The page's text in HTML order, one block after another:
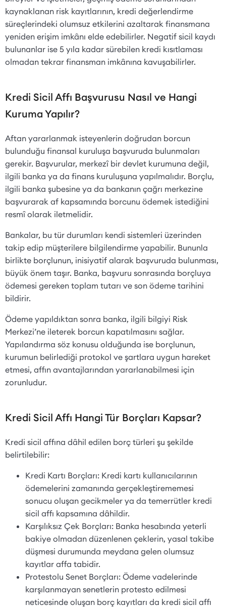
kaynaklanan risk kayıtlarının, kredi değerlendirme
süreçlerindeki olumsuz etkilerini azaltarak finansmana
yeniden erişim imkânı elde edebilirler. Negatif sicil kaydı
bulunanlar ise 5 yıla kadar sürebilen kredi kısıtlaması
olmadan tekrar finansman imkânına kavuşabilirler.
Kredi Sicil Affı Başvurusu Nasıl ve Hangi
Kuruma Yapılır?
Aftan yararlanmak isteyenlerin doğrudan borcun
bulunduğu finansal kuruluşa başvuruda bulunmaları
gerekir. Başvurular, merkezî bir devlet kurumuna değil,
ilgili banka ya da finans kuruluşuna yapılmalıdır. Borçlu,
ilgili banka şubesine ya da bankanın çağrı merkezine
başvurarak af kapsamında borcunu ödemek istediğini
resmî olarak iletmelidir.
Bankalar, bu tür durumları kendi sistemleri üzerinden
takip edip müşterilere bilgilendirme yapabilir. Bununla
birlikte borçlunun, inisiyatif alarak başvuruda bulunması,
büyük önem taşır. Banka, başvuru sonrasında borçluya
ödemesi gereken toplam tutarı ve son ödeme tarihini
bildirir.
Ödeme yapıldıktan sonra banka, ilgili bilgiyi Risk
Merkezi’ne ileterek borcun kapatılmasını sağlar.
Yapılandırma söz konusu olduğunda ise borçlunun,
kurumun belirlediği protokol ve şartlara uygun hareket
etmesi, affın avantajlarından yararlanabilmesi için
zorunludur.
Kredi Sicil Affı Hangi Tür Borçları Kapsar?
Kredi sicil affına dâhil edilen borç türleri şu şekilde
belirtilebilir:
Kredi Kartı Borçları: Kredi kartı kullanıcılarının
ödemelerini zamanında gerçekleştirememesi
sonucu oluşan gecikmeler ya da temerrütler kredi
sicil affı kapsamına dâhildir.
Karşılıksız Çek Borçları: Banka hesabında yeterli
bakiye olmadan düzenlenen çeklerin, yasal takibe
düşmesi durumunda meydana gelen olumsuz
kayıtlar affa tabidir.
Protestolu Senet Borçları: Ödeme vadelerinde
karşılanmayan senetlerin protesto edilmesi
neticesinde oluşan borç kayıtları da kredi sicil affı